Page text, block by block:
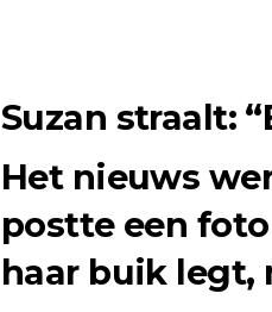
Suzan straalt:
Het nieuws
postte een
haar buik legt,